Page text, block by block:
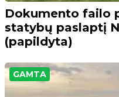
Dokumento failo
statybų paslaptį
(papildyta)
GAMTA